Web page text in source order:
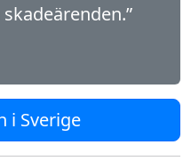
i Sverige